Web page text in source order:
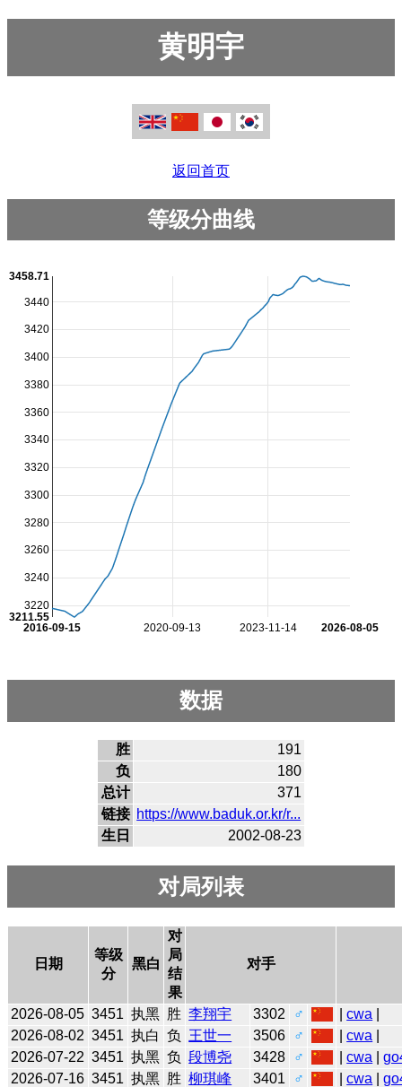
黄明宇
返回首页
等级分曲线
2020-09-13 2023-11-14
2016-09-15 2026-08-05
3220
3240
3260
3280
3300
3320
3340
3360
3380
3400
3420
3440
3211.55
3458.71
数据
胜
191
负
180
总计
371
链接 https://www.baduk.or.kr/r...
生日
2002-08-23
对局列表
日期
等级
分
黑白
对
局
结
果
对手
2026-08-05 3451 执黑 胜 李翔宇 3302 ♂ |cwa
2026-08-02 3451 执白 负 王世一 3506 ♂ |cwa
2026-07-22 3451 执黑 负 段博尧 3428 ♂ |cwa |
2026-07-16 3451 执黑 胜 柳琪峰 3401 ♂ |cwa |